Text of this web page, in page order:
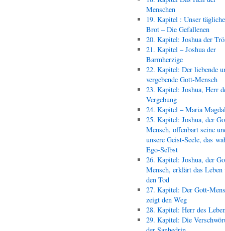
Menschen
19. Kapitel : Unser
Brot – Die Gefallenen
20. Kapitel: Joshua der
21. Kapitel – Joshua der
Barmherzige
22. Kapitel: Der liebende
vergebende Gott-Mensch
23. Kapitel: Joshua, Herr
Vergebung
24. Kapitel – Maria
25. Kapitel: Joshua, der
Mensch, offenbart seine
unsere Geist-Seele, das
Ego-Selbst
26. Kapitel: Joshua, der
Mensch, erklärt das Leben
den Tod
27. Kapitel: Der Gott-
zeigt den Weg
28. Kapitel: Herr des
29. Kapitel: Die